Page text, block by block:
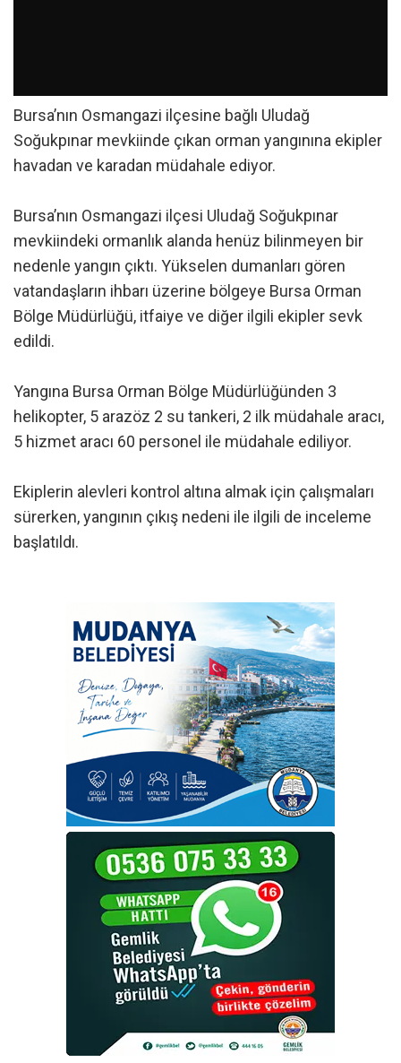
Bursa’nın Osmangazi ilçesine bağlı Uludağ
Soğukpınar mevkiinde çıkan orman yangınına ekipler
havadan ve karadan müdahale ediyor.
Bursa’nın Osmangazi ilçesi Uludağ Soğukpınar
mevkiindeki ormanlık alanda henüz bilinmeyen bir
nedenle yangın çıktı. Yükselen dumanları gören
vatandaşların ihbarı üzerine bölgeye Bursa Orman
Bölge Müdürlüğü, itfaiye ve diğer ilgili ekipler sevk
edildi.
Yangına Bursa Orman Bölge Müdürlüğünden 3
helikopter, 5 arazöz 2 su tankeri, 2 ilk müdahale aracı,
5 hizmet aracı 60 personel ile müdahale ediliyor.
Ekiplerin alevleri kontrol altına almak için çalışmaları
sürerken, yangının çıkış nedeni ile ilgili de inceleme
başlatıldı.